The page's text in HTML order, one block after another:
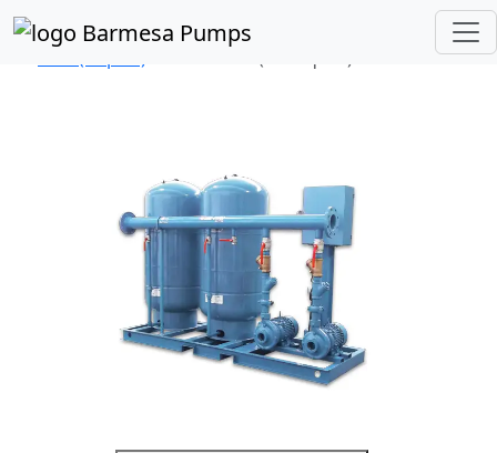
Inicio Catálogo de Productos
PRESSURE SYSTEM